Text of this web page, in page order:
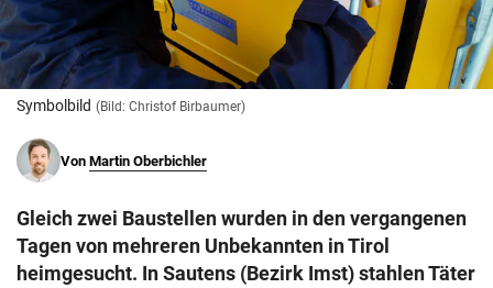
© Krone Multimedia GmbH & Co KG 2026
Muthgasse 2, 1190 Wien
Symbolbild (Bild: Christof Birbaumer)
Von Martin Oberbichler
Gleich zwei Baustellen wurden in den vergangenen
Tagen von mehreren Unbekannten in Tirol
heimgesucht. In Sautens (Bezirk Imst) stahlen Täter